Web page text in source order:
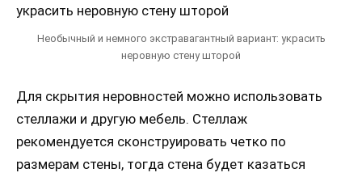
Необычный и немного экстравагантный вариант: украсить
неровную стену шторой
Для скрытия неровностей можно использовать
стеллажи и другую мебель. Стеллаж
рекомендуется сконструировать четко по
размерам стены, тогда стена будет казаться